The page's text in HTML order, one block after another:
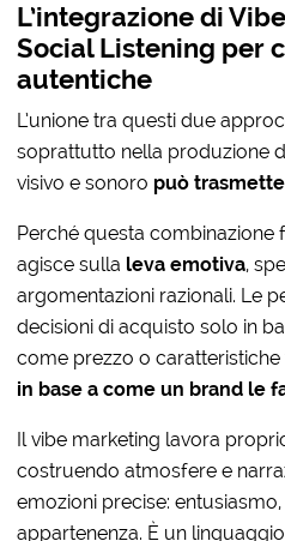
L’integrazione di
Social Listening per
autentiche
L’unione tra questi due
soprattutto nella produzione
visivo e sonoro può
Perché questa combinazione
agisce sulla leva emotiva,
argomentazioni razionali. Le
decisioni di acquisto solo in
come prezzo o
in base a come un brand le
Il vibe marketing lavora
costruendo atmosfere e
emozioni precise:
appartenenza. È un